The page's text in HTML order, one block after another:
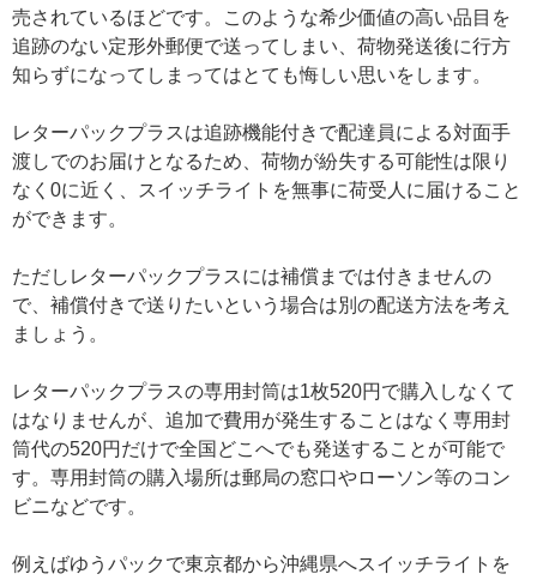
売されているほどです。このような希少価値の高い品目を
追跡のない定形外郵便で送ってしまい、荷物発送後に行方
知らずになってしまってはとても悔しい思いをします。
レターパックプラスは追跡機能付きで配達員による対面手
渡しでのお届けとなるため、荷物が紛失する可能性は限り
なく0に近く、スイッチライトを無事に荷受人に届けること
ができます。
ただしレターパックプラスには補償までは付きませんの
で、補償付きで送りたいという場合は別の配送方法を考え
ましょう。
レターパックプラスの専用封筒は1枚520円で購入しなくて
はなりませんが、追加で費用が発生することはなく専用封
筒代の520円だけで全国どこへでも発送することが可能で
す。専用封筒の購入場所は郵局の窓口やローソン等のコン
ビニなどです。
例えばゆうパックで東京都から沖縄県へスイッチライトを